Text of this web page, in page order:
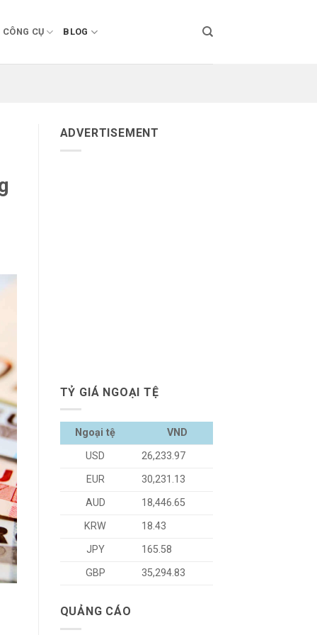
CÔNG CỤ BLOG
ADVERTISEMENT
TỶ GIÁ NGOẠI TỆ
Ngoại tệ
VND
USD
26,233.97
EUR
30,231.13
AUD
18,446.65
KRW
18.43
JPY
165.58
GBP
35,294.83
QUẢNG CÁO